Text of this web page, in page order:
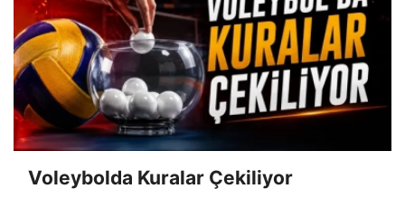
Voleybolda Kuralar Çekiliyor